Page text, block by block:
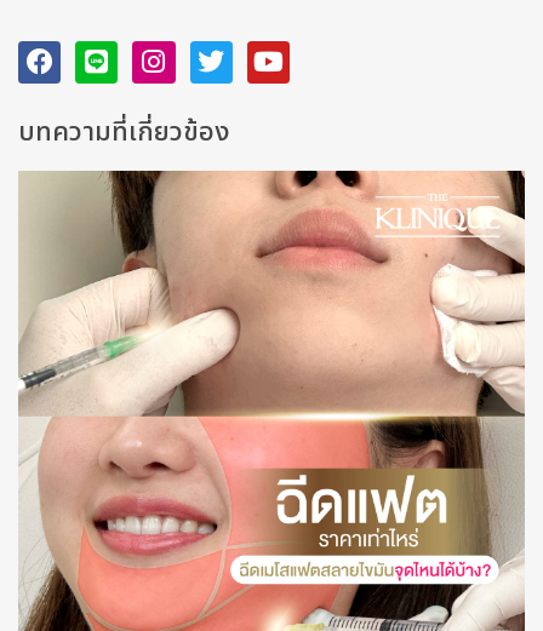
บทความที่เกี่ยวข้อง